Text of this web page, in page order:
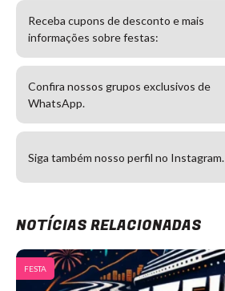
Receba cupons de desconto e mais
informações sobre festas:
Confira nossos grupos exclusivos de
WhatsApp.
Siga também nosso perfil no Instagram.
NOTÍCIAS RELACIONADAS
FESTA